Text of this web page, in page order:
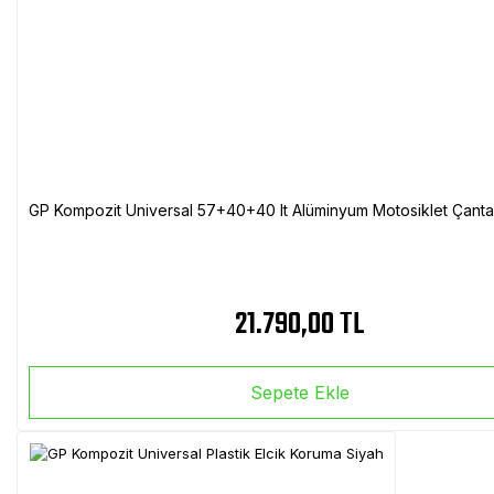
GP Kompozit Universal 57+40+40 lt Alüminyum Motosiklet
21.790,00 TL
Sepete Ekle